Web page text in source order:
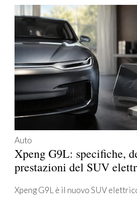
Auto
Xpeng G9L: specifiche,
prestazioni del SUV
Xpeng G9L è il nuovo SUV